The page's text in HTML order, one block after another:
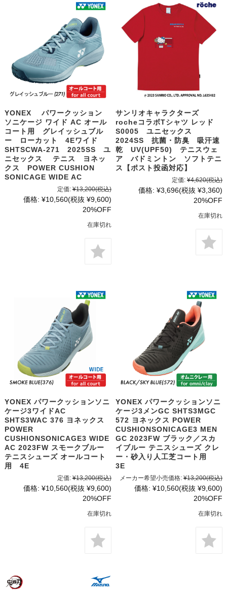
YONEX パワークッション
ソニケージ ワイド AC オール
コート用 グレイッシュブル
ー ローカット 4Eワイド
SHTSCWA-271 2025SS ユ
ニセックス テニス ヨネッ
クス POWER CUSHION
SONICAGE WIDE AC
定価: ¥13,200(税込)
価格: ¥10,560(税抜 ¥9,600)
20%OFF
在庫切れ
サンリオキャラクターズ
rocheコラボTシャツ レッド
S0005 ユニセックス
2024SS 抗菌・防臭 吸汗速
乾 UV(UPF50) テニスウェ
ア バドミントン ソフトテニ
ス【ポスト投函対応】
定価: ¥4,620(税込)
価格: ¥3,696(税抜 ¥3,360)
20%OFF
在庫切れ
YONEX パワークッションソニ
ケージ3ワイドAC
SHTS3WAC 376 ヨネックス
POWER
CUSHIONSONICAGE3 WIDE
AC 2023FW スモークブルー
テニスシューズ オールコート
用 4E
定価: ¥13,200(税込)
価格: ¥10,560(税抜 ¥9,600)
20%OFF
在庫切れ
YONEX パワークッションソニ
ケージ3メンGC SHTS3MGC
572 ヨネックス POWER
CUSHIONSONICAGE3 MEN
GC 2023FW ブラック／スカ
イブルー テニスシューズ クレ
ー・砂入り人工芝コート用
3E
メーカー希望小売価格: ¥13,200(税込)
価格: ¥10,560(税抜 ¥9,600)
20%OFF
在庫切れ